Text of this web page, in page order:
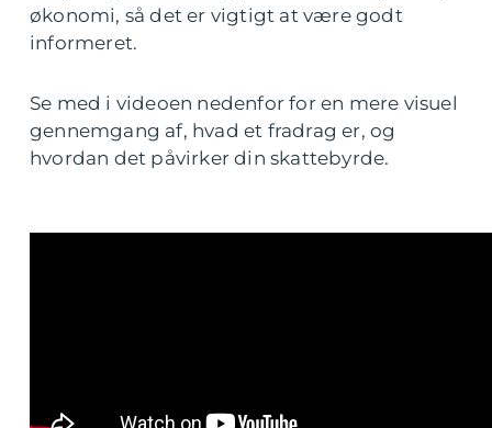
økonomi, så det er vigtigt at være godt
informeret.
Se med i videoen nedenfor for en mere visuel
gennemgang af, hvad et fradrag er, og
hvordan det påvirker din skattebyrde.